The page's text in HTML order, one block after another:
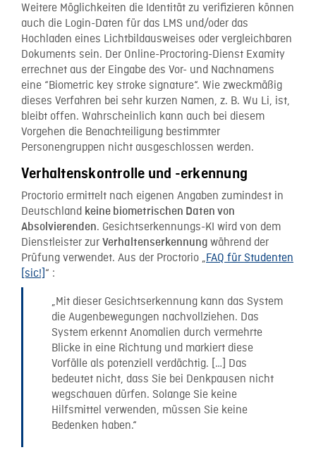
Weitere Möglichkeiten die Identität zu verifizieren können
auch die Login-Daten für das LMS und/oder das
Hochladen eines Lichtbildausweises oder vergleichbaren
Dokuments sein. Der Online-Proctoring-Dienst Examity
errechnet aus der Eingabe des Vor- und Nachnamens
eine “Biometric key stroke signature“. Wie zweckmäßig
dieses Verfahren bei sehr kurzen Namen, z. B. Wu Li, ist,
bleibt offen. Wahrscheinlich kann auch bei diesem
Vorgehen die Benachteiligung bestimmter
Personengruppen nicht ausgeschlossen werden.
Verhaltenskontrolle und -erkennung
Proctorio ermittelt nach eigenen Angaben zumindest in
Deutschland keine biometrischen Daten von
Absolvierenden. Gesichtserkennungs-KI wird von dem
Dienstleister zur Verhaltenserkennung während der
Prüfung verwendet. Aus der Proctorio „FAQ für Studenten
[sic!] “ :
„Mit dieser Gesichtserkennung kann das System
die Augenbewegungen nachvollziehen. Das
System erkennt Anomalien durch vermehrte
Blicke in eine Richtung und markiert diese
Vorfälle als potenziell verdächtig. […] Das
bedeutet nicht, dass Sie bei Denkpausen nicht
wegschauen dürfen. Solange Sie keine
Hilfsmittel verwenden, müssen Sie keine
Bedenken haben.“